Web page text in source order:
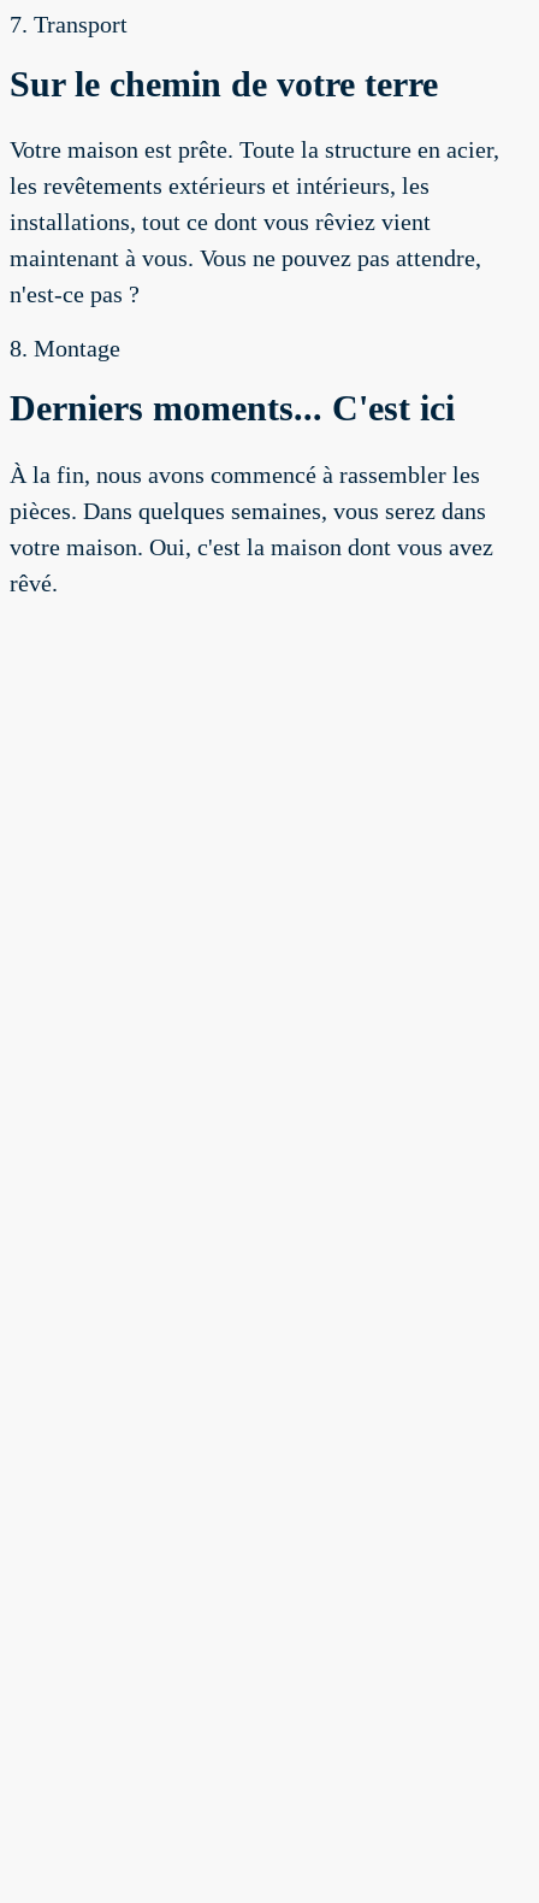
7. Transport
Sur le chemin de votre terre
Votre maison est prête. Toute la structure en acier,
les revêtements extérieurs et intérieurs, les
installations, tout ce dont vous rêviez vient
maintenant à vous. Vous ne pouvez pas attendre,
n'est-ce pas ?
8. Montage
Derniers moments... C'est ici
À la fin, nous avons commencé à rassembler les
pièces. Dans quelques semaines, vous serez dans
votre maison. Oui, c'est la maison dont vous avez
rêvé.